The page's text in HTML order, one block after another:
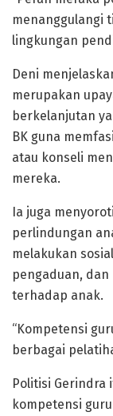
menanggulangi
lingkungan
Deni
merupakan
berkelanjutan
BK guna
atau konseli
mereka.
Ia juga
perlindungan
melakukan
pengaduan,
terhadap anak.
“Kompetensi
berbagai
Politisi Gerindra
kompetensi